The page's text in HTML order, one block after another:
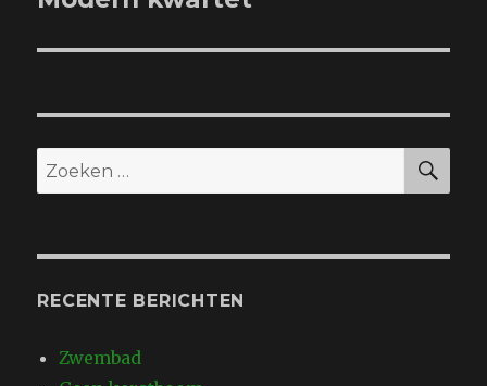
Zoeken
naar:
RECENTE BERICHTEN
Zwembad